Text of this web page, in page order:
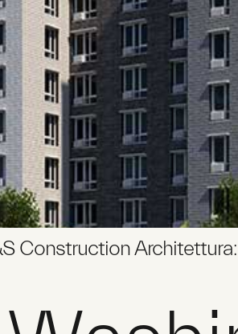
Construction